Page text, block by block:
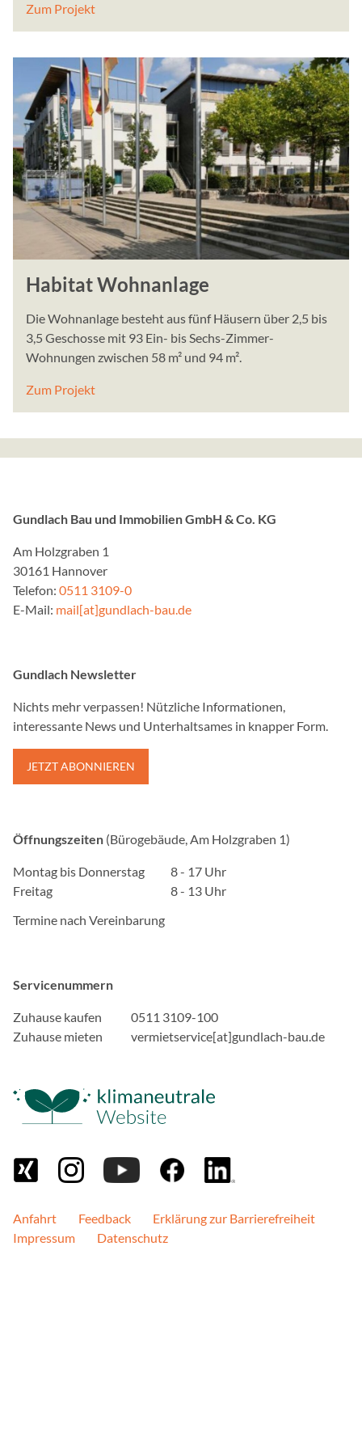
Zum Projekt
Habitat Wohnanlage
Die Wohnanlage besteht aus fünf Häusern über 2,5 bis
3,5 Geschosse mit 93 Ein- bis Sechs-Zimmer-
Wohnungen zwischen 58 m² und 94 m².
Zum Projekt
Gundlach Bau und Immobilien GmbH & Co. KG
Am Holzgraben 1
30161 Hannover
Telefon: 0511 3109-0
E-Mail: mail[at]gundlach-bau.de
Gundlach Newsletter
Nichts mehr verpassen! Nützliche Informationen,
interessante News und Unterhaltsames in knapper Form.
JETZT ABONNIEREN
Öffnungszeiten (Bürogebäude, Am Holzgraben 1)
Montag bis Donnerstag
8 - 17 Uhr
Freitag
8 - 13 Uhr
Termine nach Vereinbarung
Servicenummern
Zuhause kaufen
0511 3109-100
Zuhause mieten
vermietservice[at]gundlach-bau.de
Anfahrt Feedback
Erklärung zur Barrierefreiheit
Impressum
Datenschutz
Google AdSense
Name:
_gcl_au
Anbieter:
Google Ireland Limited,
Dublin 4, Ireland
Zweck:
Cookie von Google, das
Anzeigenmessung
Google Tag Manager
Name:
Anbieter:
und Ereignisbehandlung.
LinkedIn Corporation
2 Jahre